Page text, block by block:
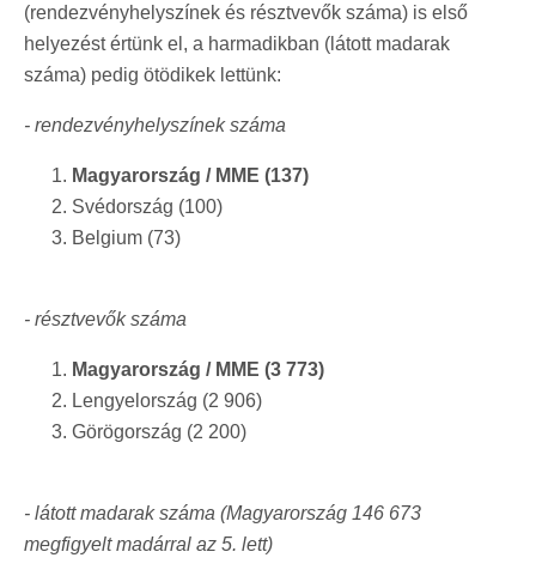
(rendezvényhelyszínek és résztvevők száma) is első
helyezést értünk el, a harmadikban (látott madarak
száma) pedig ötödikek lettünk:
- rendezvényhelyszínek száma
Magyarország / MME (137)
Svédország (100)
Belgium (73)
- résztvevők száma
Magyarország / MME (3 773)
Lengyelország (2 906)
Görögország (2 200)
- látott madarak száma (Magyarország 146 673
megfigyelt madárral az 5. lett)